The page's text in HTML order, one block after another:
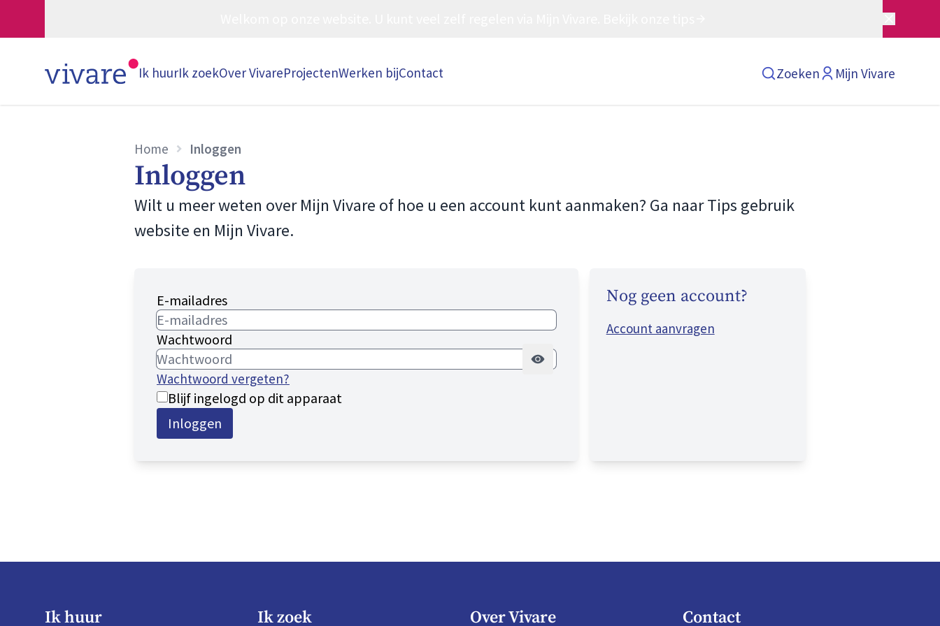
Ik huurIk zoekOver VivareProjectenWerken bijContact Zoeken Mijn Vivare
Home Inloggen
Inloggen
Wilt u meer weten over Mijn Vivare of hoe u een account kunt aanmaken? Ga naarTips gebruik
website en Mijn Vivare.
E-mailadres
Wachtwoord
Wachtwoord vergeten?
Blijf ingelogd op dit apparaat
Inloggen
Nog geen account?
Account aanvragen
Ik huur Ik zoek Over Vivare Contact